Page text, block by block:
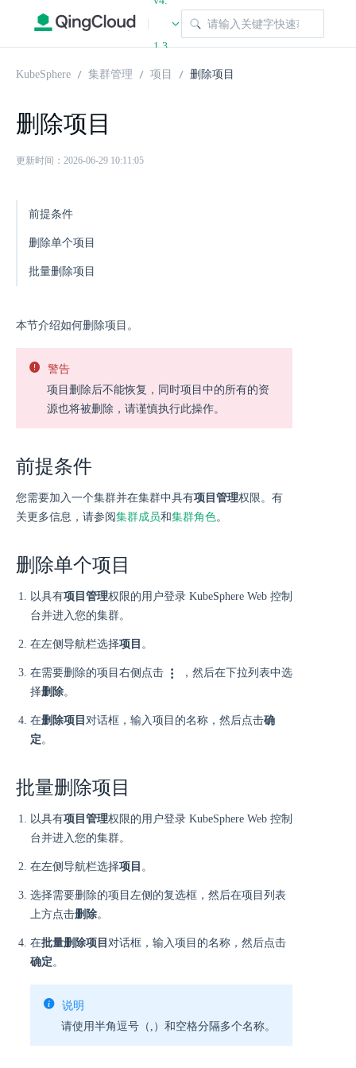
|
1.3
KubeSphere 集群管理 项目 删除项目
删除项目
更新时间：2026-06-29 10:11:05
前提条件
删除单个项目
批量删除项目
本节介绍如何删除项目。
警告
项目删除后不能恢复，同时项目中的所有的资
源也将被删除，请谨慎执行此操作。
前提条件
您需要加入一个集群并在集群中具有项目管理权限。有
关更多信息，请参阅集群成员和集群角色。
删除单个项目
以具有项目管理权限的用户登录 KubeSphere Web 控制
台并进入您的集群。
在左侧导航栏选择项目 。
在需要删除的项目右侧点击
，然后在下拉列表中选
择删除。
在删除项目 对话框，输入项目的名称，然后点击确
定。
批量删除项目
以具有项目管理权限的用户登录 KubeSphere Web 控制
台并进入您的集群。
在左侧导航栏选择项目 。
选择需要删除的项目左侧的复选框，然后在项目列表
上方点击删除。
在批量删除项目 对话框，输入项目的名称，然后点击
确定。
说明
请使用半角逗号（,）和空格分隔多个名称。